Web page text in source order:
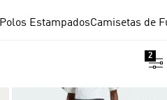
Polos EstampadosCamisetas de
2